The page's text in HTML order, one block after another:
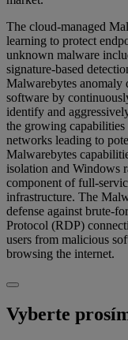
The cloud-managed
learning to protect
unknown malware
signature-based
Malwarebytes anomaly
software by
identify and
the growing
networks leading to
Malwarebytes
isolation and Windows
component of full-
infrastructure. The
defense against brute-
Protocol (RDP)
users from malicious
browsing the internet.
Vyberte